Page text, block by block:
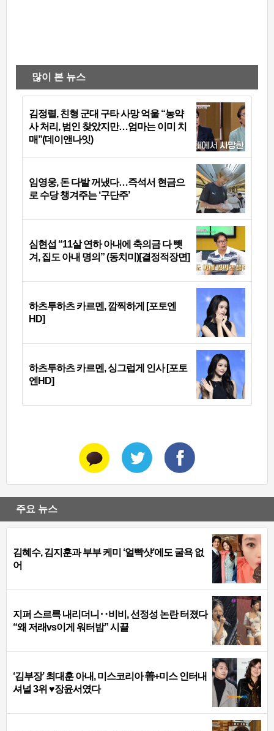
많이 본 뉴스
김정렬, 친형 군대 구타 사망 억울 “농약
사 처리, 범인 찾았지만…엄마는 이미 치
매”(데이앤나잇)
임영웅, 돈 다발 꺼냈다…즉석서 현금으
로 수당 챙겨주는 ‘구단주’
심현섭 “11살 연하 아내에 축의금 다 뺏
겨, 집도 아내 명의” (동치미)[결정적장면]
하츠투하츠 카르멘, 깜찍하게 [포토엔
HD]
하츠투하츠 카르멘, 싱그럽게 인사 [포토
엔HD]
주요 뉴스
김혜수, 김지훈과 부부 케미 ‘얼빡샷’에도 굴욕 없
어
지퍼 스르륵 내리더니‥비비, 선정성 논란 터졌다
“왜 저래vs이게 워터밤” 시끌
‘김부장’ 최대훈 아내, 미스코리아 善+미스 인터내
셔널 3위 ♥장윤서였다